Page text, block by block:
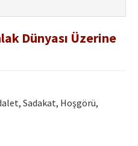
Dünyası Üzerine
Sadakat, Hoşgörü,